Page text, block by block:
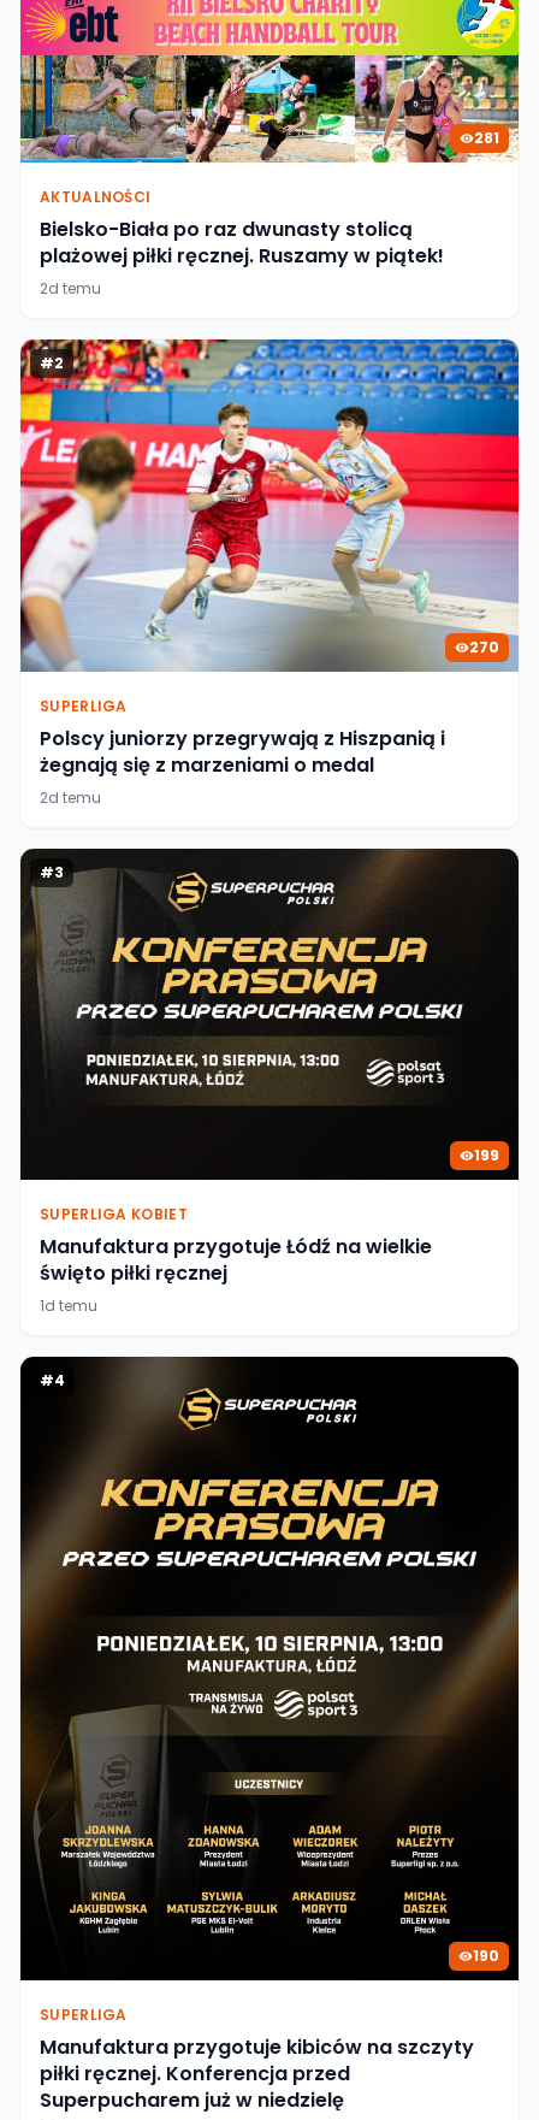
281
AKTUALNOŚCI
Bielsko-Biała po raz dwunasty stolicą
plażowej piłki ręcznej. Ruszamy w piątek!
2d temu
#2
270
SUPERLIGA
Polscy juniorzy przegrywają z Hiszpanią i
żegnają się z marzeniami o medal
2d temu
#3
199
SUPERLIGA KOBIET
Manufaktura przygotuje Łódź na wielkie
święto piłki ręcznej
1d temu
#4
190
SUPERLIGA
Manufaktura przygotuje kibiców na szczyty
piłki ręcznej. Konferencja przed
Superpucharem już w niedzielę